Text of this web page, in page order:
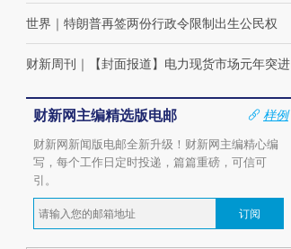
世界 ｜ 特朗普再签两份行政令限制出生公民权
财新周刊 ｜ 【封面报道】电力现货市场元年突进
财新网主编精选版电邮
样例
财新网新闻版电邮全新升级！财新网主编精心编
写，每个工作日定时投递，篇篇重磅，可信可
引。
订阅